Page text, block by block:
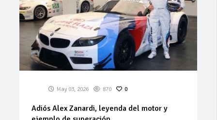
May 03, 2026 870 0
Adiós Alex Zanardi, leyenda del motor y